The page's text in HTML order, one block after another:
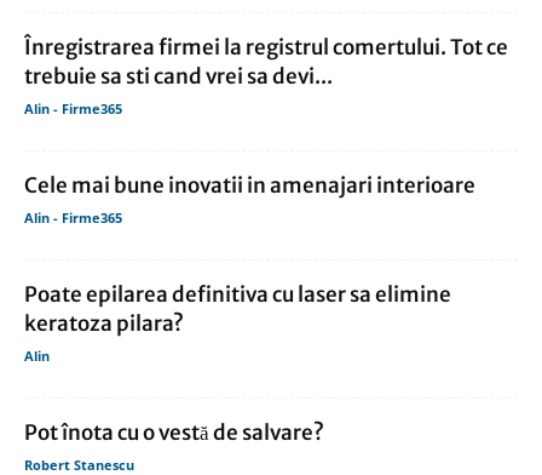
Înregistrarea firmei la registrul comertului. Tot ce
trebuie sa sti cand vrei sa devi...
Alin - Firme365
Cele mai bune inovatii in amenajari interioare
Alin - Firme365
Poate epilarea definitiva cu laser sa elimine
keratoza pilara?
Alin
Pot înota cu o vestă de salvare?
Robert Stanescu